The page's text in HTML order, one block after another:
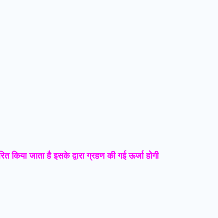
किया जाता है इसके द्वारा ग्रहण की गई ऊर्जा होगी